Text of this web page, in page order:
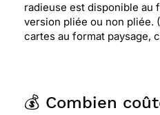
radieuse est disponible au
version pliée ou non pliée.
cartes au format paysage,
💰 Combien